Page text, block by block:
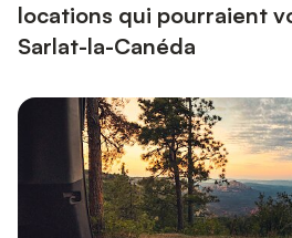
locations qui pourraient
Sarlat-la-Canéda